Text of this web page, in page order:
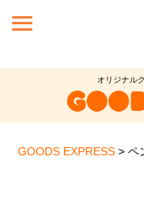
オリジナル
GOODS EXPRESS >ペ